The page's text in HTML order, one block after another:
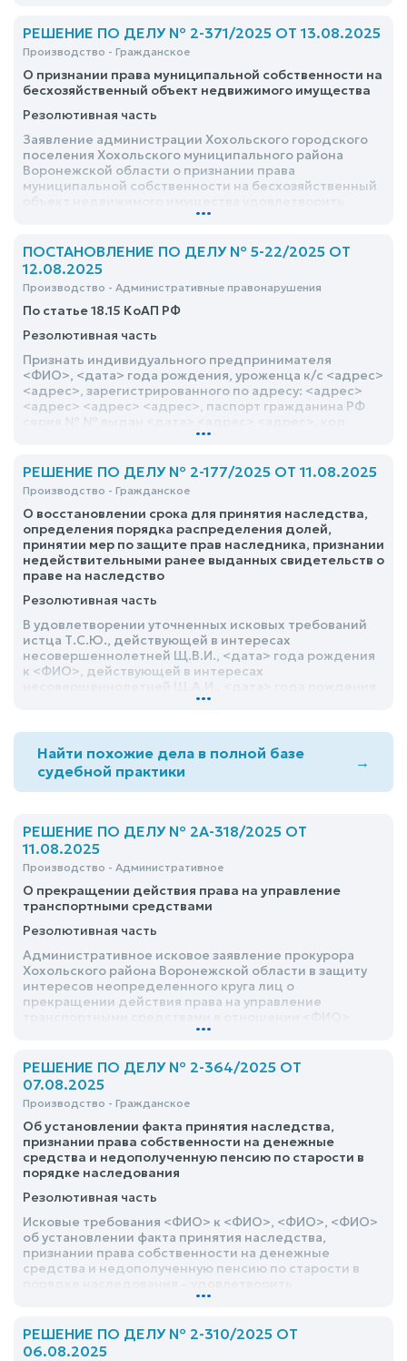
РЕШЕНИЕ ПО ДЕЛУ № 2-371/2025 ОТ 13.08.2025
Производство - Гражданское
О признании права муниципальной собственности на
бесхозяйственный объект недвижимого имущества
Резолютивная часть
Заявление администрации Хохольского городского
поселения Хохольского муниципального района
Воронежской области о признании права
муниципальной собственности на бесхозяйственный
...
ПОСТАНОВЛЕНИЕ ПО ДЕЛУ № 5-22/2025 ОТ
12.08.2025
Производство - Административные правонарушения
По статье 18.15 КоАП РФ
Резолютивная часть
Признать индивидуального предпринимателя
<ФИО>, <дата> года рождения, уроженца к/с <адрес>
<адрес>, зарегистрированного по адресу: <адрес>
<адрес> <адрес> <адрес>, паспорт гражданина РФ
подразделения №, виновным в совершении
предусмотренного ч. 3 ст. 18.15 Кодекса Российской
Федерации об административных правонарушениях,
и назначить ему наказание в виде административного
штрафа в размере 200 000 (двухсот тысяч) рублей
...
РЕШЕНИЕ ПО ДЕЛУ № 2-177/2025 ОТ 11.08.2025
Производство - Гражданское
О восстановлении срока для принятия наследства,
определения порядка распределения долей,
принятии мер по защите прав наследника, признании
недействительными ранее выданных свидетельств о
праве на наследство
Резолютивная часть
В удовлетворении уточненных исковых требований
истца Т.С.Ю., действующей в интересах
несовершеннолетней Щ.В.И., <дата> года рождения
к <ФИО>, действующей в интересах
к соответчику <ФИО> о восстановлении срока для
наследство, признании недействительными
свидетельств о праве на наследство по закону от
<дата>, признании права общей долевой
собственности на наследуемое имущество и
взыскании пропорционально с ответчиков денежных
...
Найти похожие дела в полной базе
судебной практики
→
РЕШЕНИЕ ПО ДЕЛУ № 2А-318/2025 ОТ
11.08.2025
Производство - Административное
О прекращении действия права на управление
транспортными средствами
Резолютивная часть
Административное исковое заявление прокурора
Хохольского района Воронежской области в защиту
интересов неопределенного круга лиц о
прекращении действия права на управление
транспортными средствами в отношении <ФИО>
...
РЕШЕНИЕ ПО ДЕЛУ № 2-364/2025 ОТ
07.08.2025
Производство - Гражданское
Об установлении факта принятия наследства,
признании права собственности на денежные
средства и недополученную пенсию по старости в
порядке наследования
Резолютивная часть
Исковые требования <ФИО> к <ФИО>, <ФИО>, <ФИО>
об установлении факта принятия наследства,
признании права собственности на денежные
средства и недополученную пенсию по старости в
...
РЕШЕНИЕ ПО ДЕЛУ № 2-310/2025 ОТ
06.08.2025